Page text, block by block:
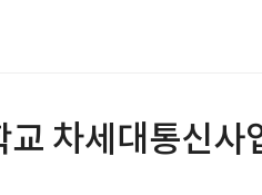
교 차세대통신